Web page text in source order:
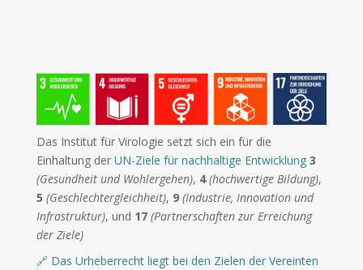
Das Institut für Virologie setzt sich ein für die
Einhaltung der UN-Ziele für nachhaltige Entwicklung 3
(Gesundheit und Wohlergehen), 4 (hochwertige Bildung),
5 (Geschlechtergleichheit), 9 (Industrie, Innovation und
Infrastruktur), und 17(Partnerschaften zur Erreichung
der Ziele)
🔗 Das Urheberrecht liegt bei den Zielen der Vereinten